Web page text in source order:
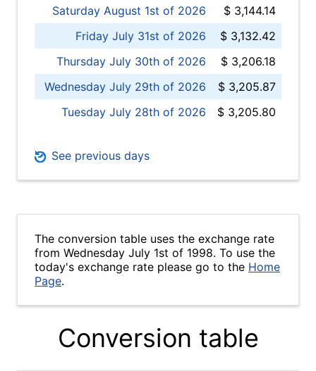
Saturday August 1st of 2026
$ 3,144.14
Friday July 31st of 2026
$ 3,132.42
Thursday July 30th of 2026
$ 3,206.18
Wednesday July 29th of 2026
$ 3,205.87
Tuesday July 28th of 2026
$ 3,205.80
See previous days
The conversion table uses the exchange rate
from Wednesday July 1st of 1998. To use the
today's exchange rate please go to the Home
Page.
Conversion table